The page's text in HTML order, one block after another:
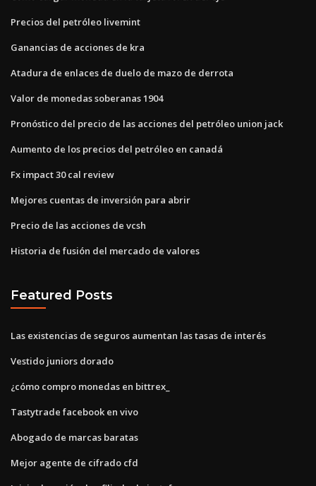
Precios del petróleo livemint
Ganancias de acciones de kra
Atadura de enlaces de duelo de mazo de derrota
Valor de monedas soberanas 1904
Pronóstico del precio de las acciones del petróleo union jack
Aumento de los precios del petróleo en canadá
Fx impact 30 cal review
Mejores cuentas de inversión para abrir
Precio de las acciones de vcsh
Historia de fusión del mercado de valores
Featured Posts
Las existencias de seguros aumentan las tasas de interés
Vestido juniors dorado
¿cómo compro monedas en bittrex_
Tastytrade facebook en vivo
Abogado de marcas baratas
Mejor agente de cifrado cfd